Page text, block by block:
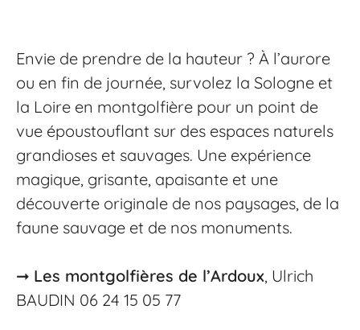
Envie de prendre de la hauteur ? À l’aurore
ou en fin de journée, survolez la Sologne et
la Loire en montgolfière pour un point de
vue époustouflant sur des espaces naturels
grandioses et sauvages. Une expérience
magique, grisante, apaisante et une
découverte originale de nos paysages, de la
faune sauvage et de nos monuments.
➞ Les montgolfières de l’Ardoux, Ulrich
BAUDIN 06 24 15 05 77